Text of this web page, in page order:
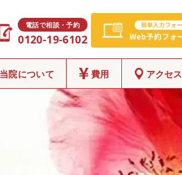
電話で相談・予約
0120-19-6102
当院について 費用 アクセス